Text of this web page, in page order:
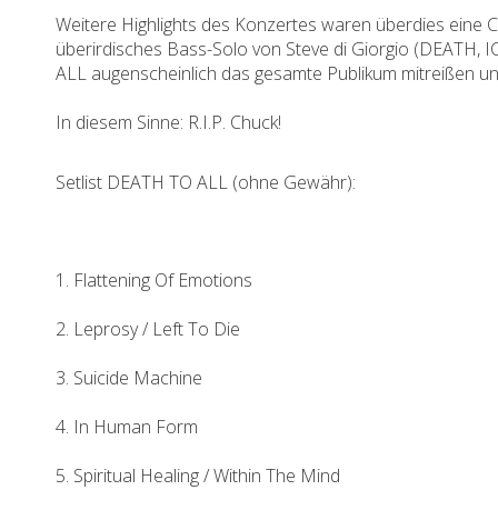
Weitere Highlights des Konzertes waren überdies eine
überirdisches Bass-Solo von Steve di Giorgio (DEATH,
ALL augenscheinlich das gesamte Publikum mitreißen
In diesem Sinne: R.I.P. Chuck!
Setlist DEATH TO ALL (ohne Gewähr):
1. Flattening Of Emotions
2. Leprosy / Left To Die
3. Suicide Machine
4. In Human Form
5. Spiritual Healing / Within The Mind